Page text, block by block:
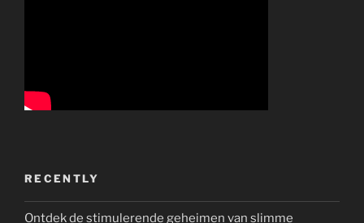
RECENTLY
Ontdek de stimulerende geheimen van slimme